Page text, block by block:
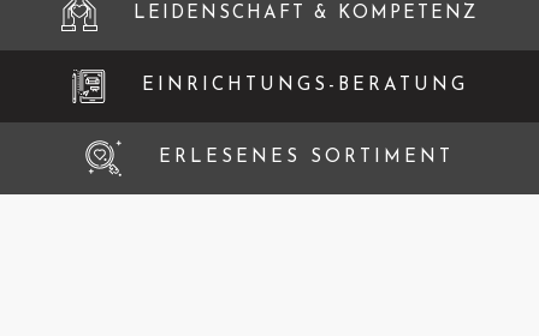
LEIDENSCHAFT & KOMPETENZ
EINRICHTUNGS-BERATUNG
ERLESENES SORTIMENT